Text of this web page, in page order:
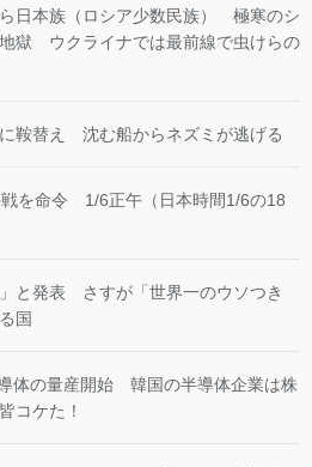
日本族（ロシア少数民族） 極寒のシ
獄 ウクライナでは最前線で虫けらの
鞍替え 沈む船からネズミが逃げる
を命令 1/6正午（日本時間1/6の18
と発表 さすが「世界一のウソつき
国
体の量産開始 韓国の半導体企業は株
コケた！